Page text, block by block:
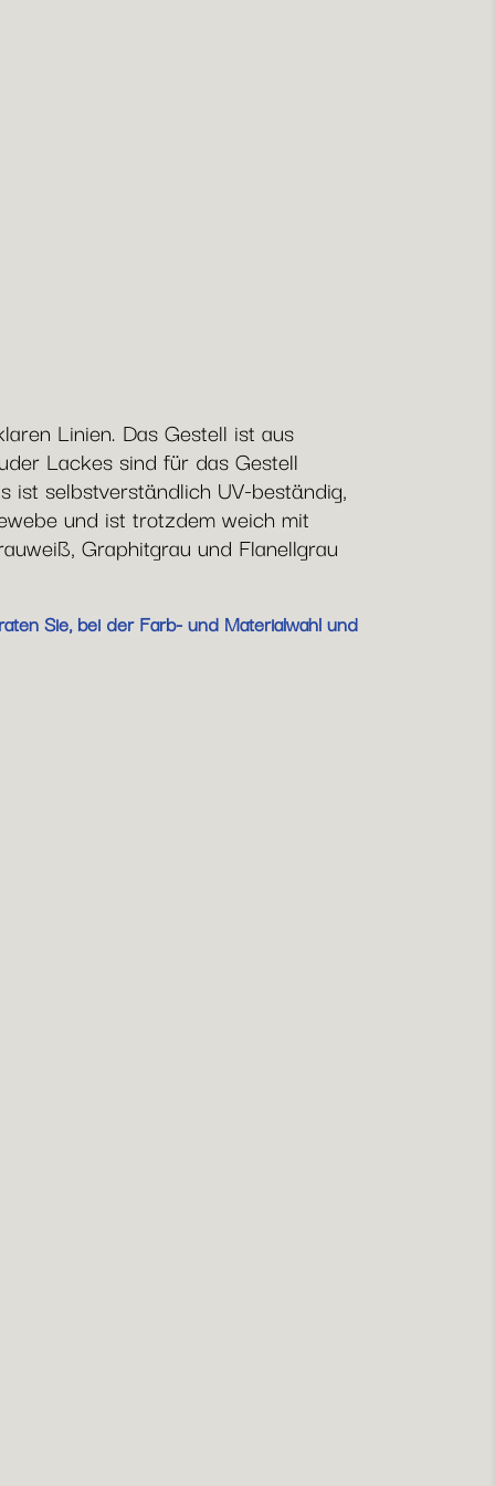
Linien. Das Gestell ist aus
Lackes sind für das Gestell
ist selbstverständlich UV-beständig,
und ist trotzdem weich mit
Graphitgrau und Flanellgrau
Sie, bei der Farb- und Materialwahl und